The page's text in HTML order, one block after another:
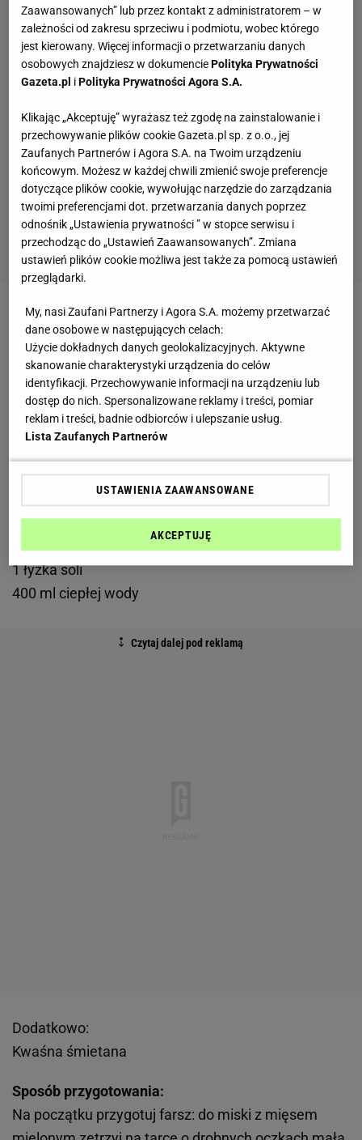
Składniki na farsz:
500 g mięsa mielonego wołowo-wieprzowego
1 mała cebula
3 łyżki posiekanej natki pietruszki
1 żółtko
1/2 szklanki bulionu
sól
Składniki naciasto:
1 łyżka soli
400 ml ciepłej wody
Dodatkowo:
Kwaśna śmietana
Sposób przygotowania:
Na początku przygotuj farsz: do miski z mięsem
Zaawansowanych” lub przez kontakt z administratorem – w
zależności od zakresu sprzeciwu i podmiotu, wobec którego
jest kierowany. Więcej informacji o przetwarzaniu danych
osobowych znajdziesz w dokumenciePolityka Prywatności
Gazeta.pl iPolityka Prywatności Agora S.A.
Klikając „Akceptuję” wyrażasz też zgodę na zainstalowanie i
przechowywanie plików cookie Gazeta.pl sp. z o.o., jej
Zaufanych Partnerów i Agora S.A. na Twoim urządzeniu
końcowym. Możesz w każdej chwili zmienić swoje preferencje
dotyczące plików cookie, wywołując narzędzie do zarządzania
twoimi preferencjami dot. przetwarzania danych poprzez
odnośnik „Ustawienia prywatności ” w stopce serwisu i
przechodząc do „Ustawień Zaawansowanych”. Zmiana
ustawień plików cookie możliwa jest także za pomocą ustawień
przeglądarki.
My, nasi Zaufani Partnerzy i Agora S.A. możemy przetwarzać
dane osobowe w następujących celach:
Użycie dokładnych danych geolokalizacyjnych. Aktywne
skanowanie charakterystyki urządzenia do celów
identyfikacji. Przechowywanie informacji na urządzeniu lub
dostęp do nich. Spersonalizowane reklamy i treści, pomiar
reklam i treści, badnie odbiorców i ulepszanie usług.
Lista Zaufanych Partnerów
USTAWIENIA ZAAWANSOWANE
AKCEPTUJĘ